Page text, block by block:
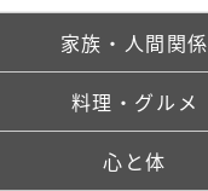
家族・人間関係
料理・グルメ
心と体